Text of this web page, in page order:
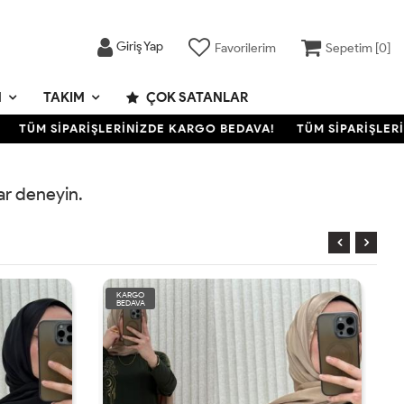
Giriş Yap Favorilerim Sepetim [0]
TAKIM ÇOK SATANLAR
TÜM SİPARİŞLERİNİZDE KARGO BEDAVA! TÜM
deneyin.
KARGO
BEDAVA